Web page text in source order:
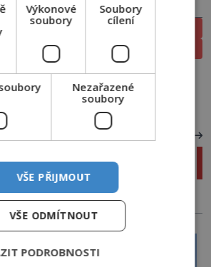
PŘEDPLATNÉ
ELEKTRONICKÉ
TIŠTĚNÉ
papíru: Bankovky obelstily svět
ale skončí v dluhové pasti
Výkonové
soubory
Soubory
cílení
Nezařazené
soubory
VŠE PŘIJMOUT
VŠE ODMÍTNOUT
PODROBNOSTI